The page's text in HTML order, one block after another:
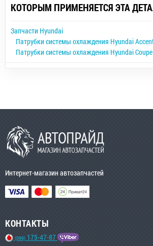
КОТОРЫМ ПРИМЕНЯЕТСЯ ЭТА
Запчасти Hyundai
Патрубки системы охлаждения Hyundai
Патрубки системы охлаждения Hyundai Coupe
Интернет-магазин автозапчастей
КОНТАКТЫ
(099) 175-47-87